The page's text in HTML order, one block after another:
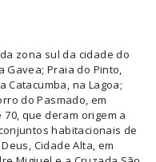
zona sul da cidade do
Gavea; Praia do Pinto,
Catacumba, na Lagoa;
do Pasmado, em
que deram origem a
habitacionais de
Cidade Alta, em